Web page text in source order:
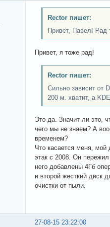
Rector пишет:
Привет, Павел! Рад
Привет, я тоже рад!
Rector пишет:
Сильно зависит от
200 м. хватит, а
Это да. Значит ли это,
чего мы не знаем? А
временем?
Что касается меня,
этак с 2008. Он
него добавлены 4Гб
и второй жесткий диск
очистки от пыли.
27-08-15 23:22:00